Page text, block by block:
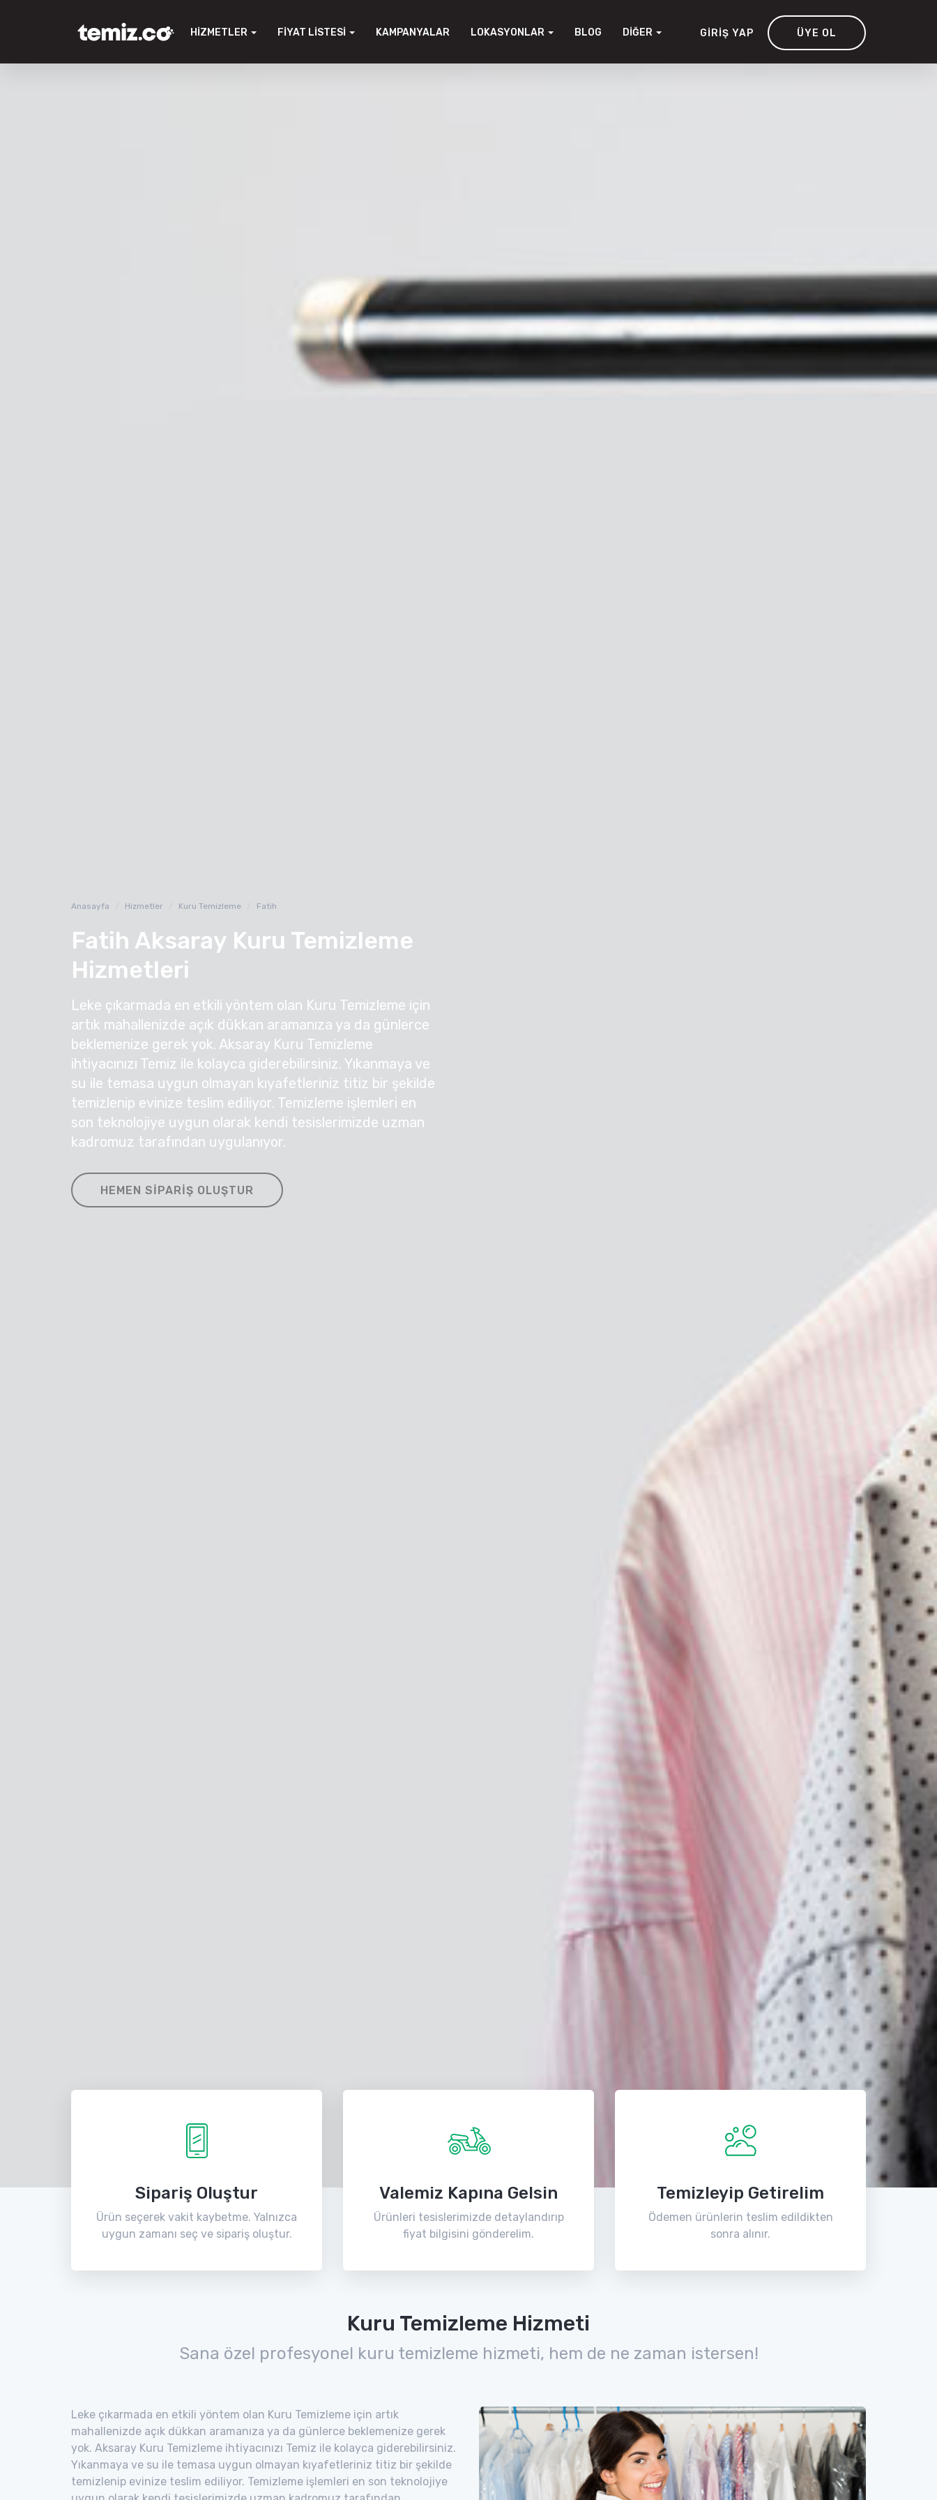
HIZMETLER FIYAT LISTESI KAMPANYALAR LOKASYONLAR BLOG DIĞER GIRIŞ YAP ÜYE OL
Anasayfa Hizmetler Kuru Temizleme Fatih
Fatih Aksaray Kuru Temizleme
Hizmetleri
Leke çıkarmada en etkili yöntem olan Kuru Temizleme için
artık mahallenizde açık dükkan aramanıza ya da günlerce
beklemenize gerek yok. Aksaray Kuru Temizleme
ihtiyacınızı Temiz ile kolayca giderebilirsiniz. Yıkanmaya ve
su ile temasa uygun olmayan kıyafetleriniz titiz bir şekilde
temizlenip evinize teslim ediliyor. Temizleme işlemleri en
son teknolojiye uygun olarak kendi tesislerimizde uzman
kadromuz tarafından uygulanıyor.
HEMEN SIPARIŞ OLUŞTUR
Sipariş Oluştur
Ürün seçerek vakit kaybetme. Yalnızca
uygun zamanı seç ve sipariş oluştur.
Valemiz Kapına Gelsin
Ürünleri tesislerimizde detaylandırıp
fiyat bilgisini gönderelim.
Temizleyip Getirelim
Ödemen ürünlerin teslim edildikten
sonra alınır.
Kuru Temizleme Hizmeti
Sana özel profesyonel kuru temizleme hizmeti, hem de ne zaman istersen!
Leke çıkarmada en etkili yöntem olan Kuru Temizleme için artık
mahallenizde açık dükkan aramanıza ya da günlerce beklemenize gerek
yok. Aksaray Kuru Temizleme ihtiyacınızı Temiz ile kolayca giderebilirsiniz.
Yıkanmaya ve su ile temasa uygun olmayan kıyafetleriniz titiz bir şekilde
temizlenip evinize teslim ediliyor. Temizleme işlemleri en son teknolojiye